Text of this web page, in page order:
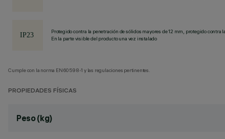
Protegido contra la penetración de sólidos mayores de 12 mm, protegido contra
En la parte visible del producto una vez instalado
Cumple con la norma EN60598-1 y las regulaciones pertinentes.
PROPIEDADES FÍSICAS
Peso (kg)